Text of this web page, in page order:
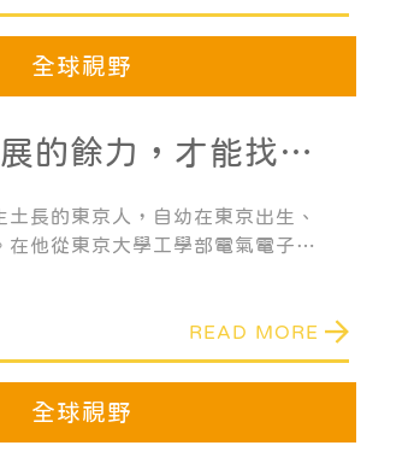
全球視野
的餘力，才能找到
夢想
土長的東京人，自幼在東京出生、
在他從東京大學工學部電氣電子工
READ MORE
全球視野